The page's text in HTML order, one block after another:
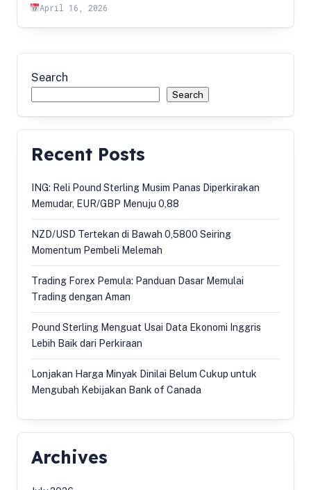
April 16, 2026
Search
Search
Recent Posts
ING: Reli Pound Sterling Musim Panas Diperkirakan
Memudar, EUR/GBP Menuju 0,88
NZD/USD Tertekan di Bawah 0,5800 Seiring
Momentum Pembeli Melemah
Trading Forex Pemula: Panduan Dasar Memulai
Trading dengan Aman
Pound Sterling Menguat Usai Data Ekonomi Inggris
Lebih Baik dari Perkiraan
Lonjakan Harga Minyak Dinilai Belum Cukup untuk
Mengubah Kebijakan Bank of Canada
Archives